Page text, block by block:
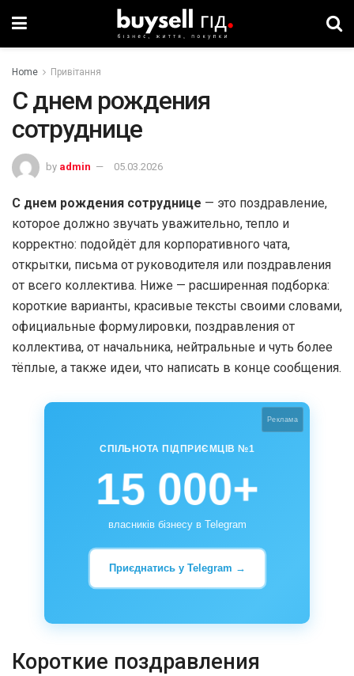
Home Привітання
С днем рождения
сотруднице
by admin 05.03.2026
С днем рождения сотруднице — это поздравление,
которое должно звучать уважительно, тепло и
корректно: подойдёт для корпоративного чата,
открытки, письма от руководителя или поздравления
от всего коллектива. Ниже — расширенная подборка:
короткие варианты, красивые тексты своими словами,
официальные формулировки, поздравления от
коллектива, от начальника, нейтральные и чуть более
тёплые, а также идеи, что написать в конце сообщения.
Реклама
СПІЛЬНОТА ПІДПРИЄМЦІВ №1
15 000+
власників бізнесу в Telegram
Приєднатись у Telegram →
Короткие поздравления